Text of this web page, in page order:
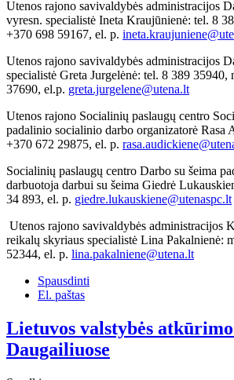
Utenos rajono savivaldybės administracijos
vyresn. specialistė Ineta Kraujūnienė: tel. 8
+370 698 59167, el. p.
Utenos rajono savivaldybės administracijos
specialistė Greta Jurgelėnė: tel. 8 389 35940,
37690, el.p. greta.jurgelene@utena.lt
Utenos rajono Socialinių paslaugų centro
padalinio socialinio darbo organizatorė Rasa
+370 672 29875, el. p.
Socialinių paslaugų centro Darbo su šeima
darbuotoja darbui su šeima Giedrė
34 893, el. p. giedre.lukauskiene@utenaspc.lt
Utenos rajono savivaldybės administracijos
reikalų skyriaus specialistė Lina Pakalnienė:
52344, el. p. lina.pakalniene@utena.lt
Spausdinti
El. paštas
Lietuvos valstybės
Daugailiuose